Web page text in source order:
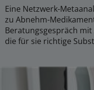
Eine Netzwerk-
zu Abnehm-
Beratungsgespräch
die für sie richtige